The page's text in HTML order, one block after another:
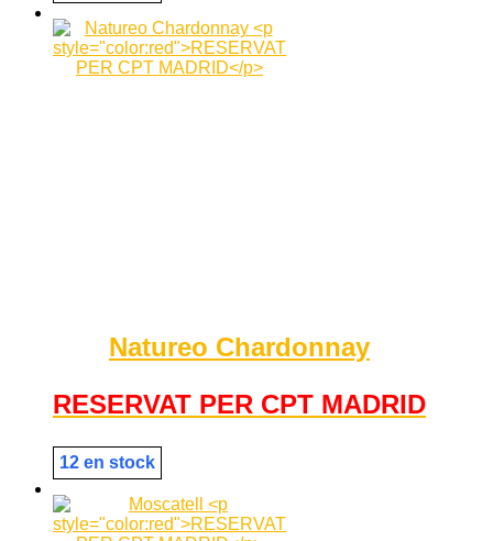
Natureo Chardonnay
RESERVAT PER CPT MADRID
12 en stock